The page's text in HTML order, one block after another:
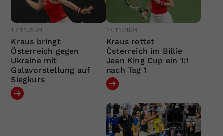
17.11.2024
Kraus bringt
Österreich gegen
Ukraine mit
Galavorstellung auf
Siegkurs
17.11.2024
Kraus rettet
Österreich im Billie
Jean King Cup ein 1:1
nach Tag 1